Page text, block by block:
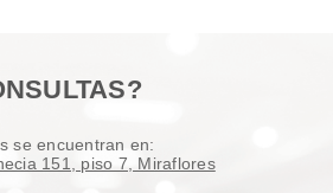
se encuentran en:
151, piso 7, Miraflores